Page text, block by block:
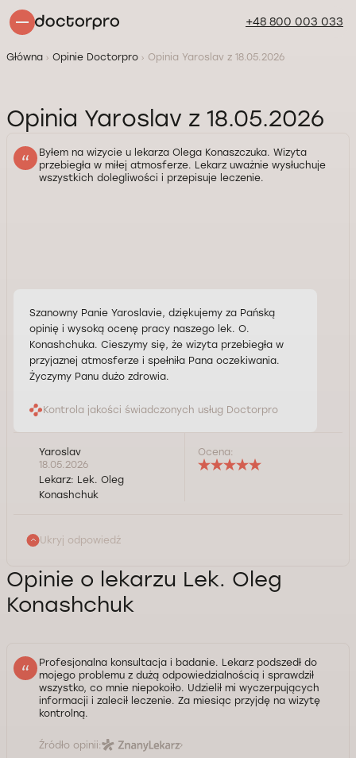
+48 800 003 033
Główna Opinie Doctorpro Opinia Yaroslav z 18.05.2026
Opinia Yaroslav z 18.05.2026
Byłem na wizycie u lekarza Olega Konaszczuka. Wizyta
przebiegła w miłej atmosferze. Lekarz uważnie wysłuchuje
wszystkich dolegliwości i przepisuje leczenie.
Szanowny Panie Yaroslavie, dziękujemy za Pańską
opinię i wysoką ocenę pracy naszego lek. O.
Konashchuka. Cieszymy się, że wizyta przebiegła w
przyjaznej atmosferze i spełniła Pana oczekiwania.
Życzymy Panu dużo zdrowia.
Kontrola jakości świadczonych usług Doctorpro
Yaroslav
18.05.2026
Lekarz: Lek. Oleg
Konashchuk
Ocena:
Ukryj odpowiedź
Opinie o lekarzu Lek. Oleg
Konashchuk
Profesjonalna konsultacja i badanie. Lekarz podszedł do
mojego problemu z dużą odpowiedzialnością i sprawdził
wszystko, co mnie niepokoiło. Udzielił mi wyczerpujących
informacji i zalecił leczenie. Za miesiąc przyjdę na wizytę
kontrolną.
Źródło opinii: